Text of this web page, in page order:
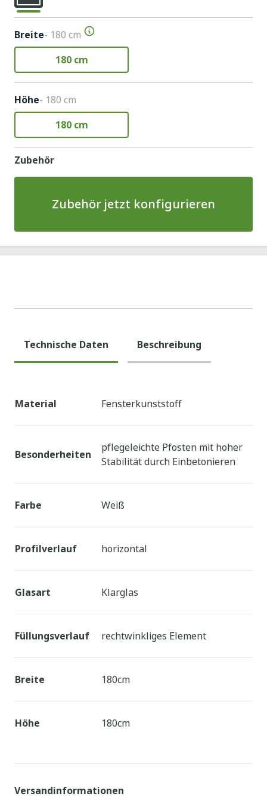
Technische Daten Beschreibung
Material Fensterkunststoff
Besonderheiten
pflegeleichte Pfosten mit hoher
Stabilität durch Einbetonieren
Farbe Weiß
Profilverlauf horizontal
Glasart Klarglas
Füllungsverlauf rechtwinkliges Element
Breite 180cm
Höhe 180cm
Versandinformationen
Breite- 180 cm
180 cm
Höhe- 180 cm
180 cm
Zubehör
Zubehör jetzt konfigurieren